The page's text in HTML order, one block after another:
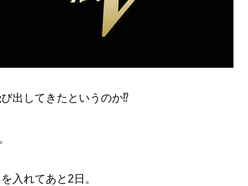
出してきたというのか⁉
入れてあと2日。